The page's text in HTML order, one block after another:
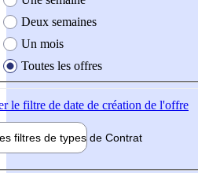
Deux semaines
Un mois
Toutes les offres
le filtre de date de création de l'offre
filtres de types de Contrat